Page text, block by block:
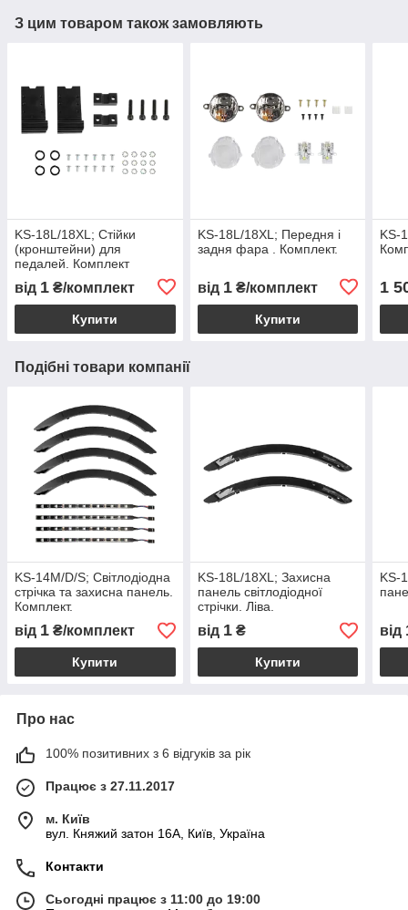
З цим товаром також замовляють
KS-18L/18XL; Стійки
(кронштейни) для
педалей. Комплект
від 1 ₴/комплект
Купити
KS-18L/18XL; Передня і
задня фара . Комплект.
від 1₴/комплект
Купити
KS-
1
Подібні товари компанії
KS-14M/D/S; Світлодіодна
стрічка та захисна панель.
Комплект.
від 1 ₴/комплект
Купити
KS-18L/18XL; Захисна
панель світлодіодної
стрічки. Ліва.
від 1₴
Купити
KS-
від
Про нас
100% позитивних з 6 відгуків за рік
Працює з 27.11.2017
м. Київ
вул. Княжий затон 16А, Київ, Україна
Контакти
Сьогодні працює з 11:00 до 19:00